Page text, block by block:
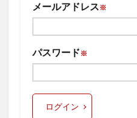
メールアドレス※
パスワード※
ログイン